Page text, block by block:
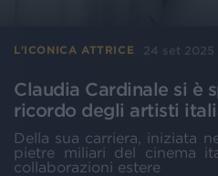
L'ICONICA ATTRICE 24 set 2025
Claudia Cardinale si è
ricordo degli artisti
Della sua carriera, iniziata
pietre miliari del cinema
collaborazioni estere